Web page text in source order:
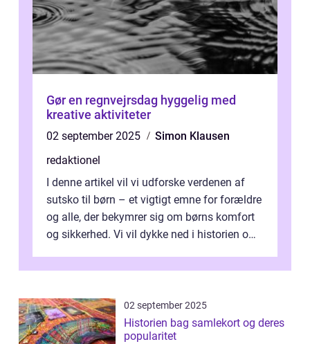
Gør en regnvejrsdag hyggelig med
kreative aktiviteter
02 september 2025
Simon Klausen
redaktionel
I denne artikel vil vi udforske verdenen af
sutsko til børn – et vigtigt emne for forældre
og alle, der bekymrer sig om børns komfort
og sikkerhed. Vi vil dykke ned i historien om,
02 september 2025
Historien bag samlekort og deres
popularitet